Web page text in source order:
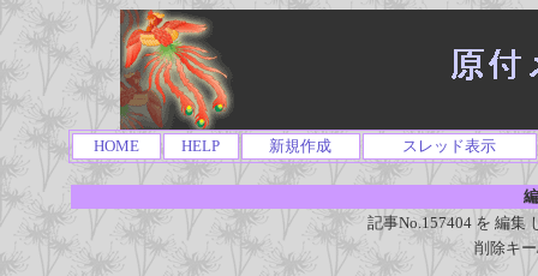
HOME HELP 新規作成 スレッド表示
記事No.157404 を 編集
削除キ